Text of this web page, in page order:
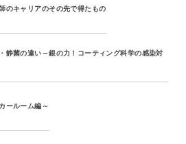
のキャリアのその先で得たもの
静菌の違い～銀の力！コーティング科学の感染対
ールーム編～